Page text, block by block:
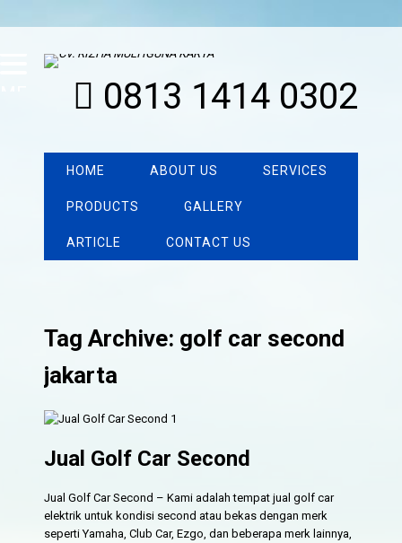
0813 1414 0302
HOME ABOUT US SERVICES
PRODUCTS GALLERY
ARTICLE CONTACT US
Tag Archive: golf car second
jakarta
Jual Golf Car Second
Jual Golf Car Second – Kami adalah tempat jual golf car
elektrik untuk kondisi second atau bekas dengan merk
seperti Yamaha, Club Car, Ezgo, dan beberapa merk lainnya,